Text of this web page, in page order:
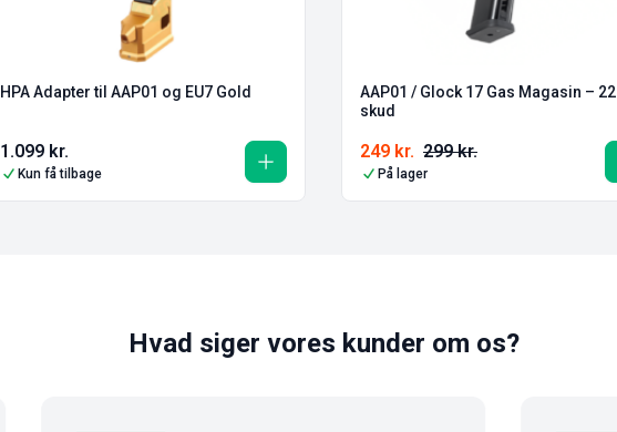
HPA Adapter til AAP01 og EU7 Gold
1.099 kr.
Kun få tilbage
AAP01 / Glock 17 Gas Magasin – 22
skud
299kr.
249 kr.
På lager
Hvad siger vores kunder om os?